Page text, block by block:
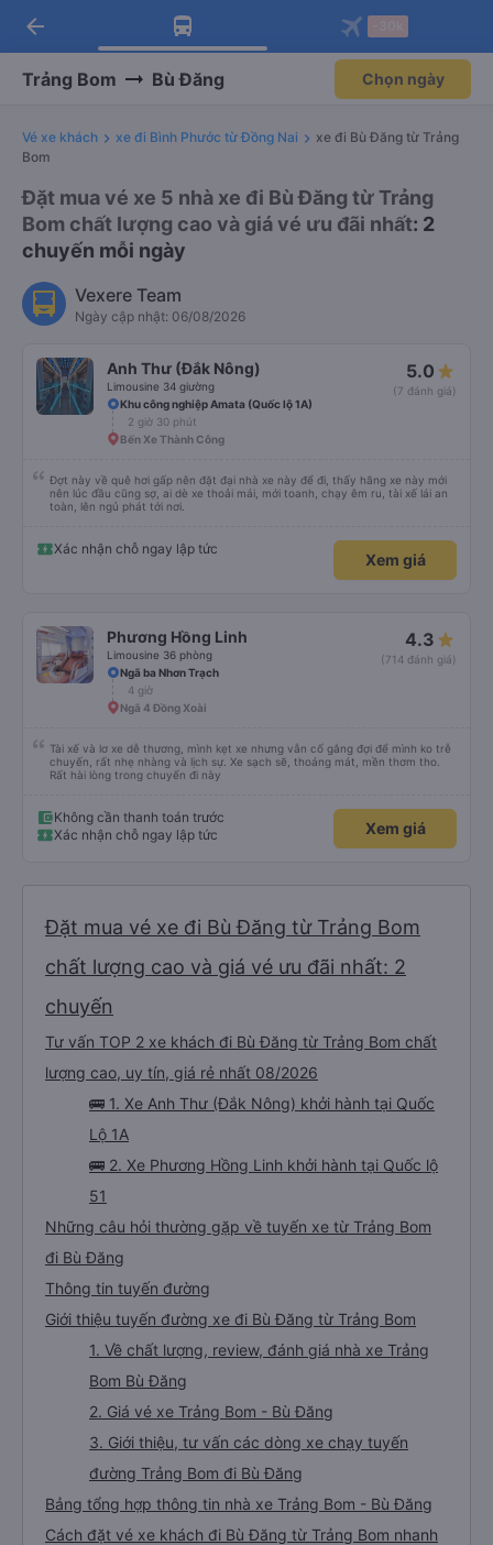
Tải app Vexere ngay!
Nhận ưu đãi thành viên độc
Mở app
Tải app Vexere
-30k/ghế khi đặt vé máy bay qua
Mở app
arrow_back
Trảng Bom Bù Đăng Chọn ngày
Vé xe khách xe đi Bình Phước từ Đồng Nai
xe đi Bù Đăng từ Trảng
Bom
Đặt mua vé xe 5 nhà xe đi Bù Đăng từ Trảng
Bom chất lượng cao và giá vé ưu đãi nhất: 2
chuyến mỗi ngày
Vexere Team
Ngày cập nhật: 06/08/2026
Anh Thư (Đắk Nông)
Limousine 34 giường
5.0
(7 đánh giá)
Khu công nghiệp Amata (Quốc lộ 1A)
2 giờ 30 phút
Bến Xe Thành Công
Đợt này về quê hơi gấp nên đặt đại nhà xe này để đi, thấy hãng xe này mới
nên lúc đầu cũng sợ, ai dè xe thoải mái, mới toanh, chạy êm ru, tài xế lái an
toàn, lên ngủ phát tới nơi.
Xác nhận chỗ ngay lập tức
Xem giá
Phương Hồng Linh
Limousine 36 phòng
4.3
(714 đánh giá)
Ngã ba Nhơn Trạch
4 giờ
Ngã 4 Đồng Xoài
Tài xế và lơ xe dễ thương, mình kẹt xe nhưng vẫn cố gắng đợi để mình ko trễ
chuyến, rất nhẹ nhàng và lịch sự. Xe sạch sẽ, thoáng mát, mền thơm tho.
Rất hài lòng trong chuyến đi này
Không cần thanh toán trước
Xác nhận chỗ ngay lập tức
Xem giá
Đặt mua vé xe đi Bù Đăng từ Trảng Bom
chất lượng cao và giá vé ưu đãi nhất: 2
chuyến
Tư vấn TOP 2 xe khách đi Bù Đăng từ Trảng Bom chất
lượng cao, uy tín, giá rẻ nhất 08/2026
🚌 1. Xe Anh Thư (Đắk Nông) khởi hành tại Quốc
Lộ 1A
🚌 2. Xe Phương Hồng Linh khởi hành tại Quốc lộ
51
Những câu hỏi thường gặp về tuyến xe từ Trảng Bom
đi Bù Đăng
Thông tin tuyến đường
Giới thiệu tuyến đường xe đi Bù Đăng từ Trảng Bom
1. Về chất lượng, review, đánh giá nhà xe Trảng
Bom Bù Đăng
2. Giá vé xe Trảng Bom - Bù Đăng
3. Giới thiệu, tư vấn các dòng xe chạy tuyến
đường Trảng Bom đi Bù Đăng
Bảng tổng hợp thông tin nhà xe Trảng Bom - Bù Đăng
Cách đặt vé xe khách đi Bù Đăng từ Trảng Bom nhanh